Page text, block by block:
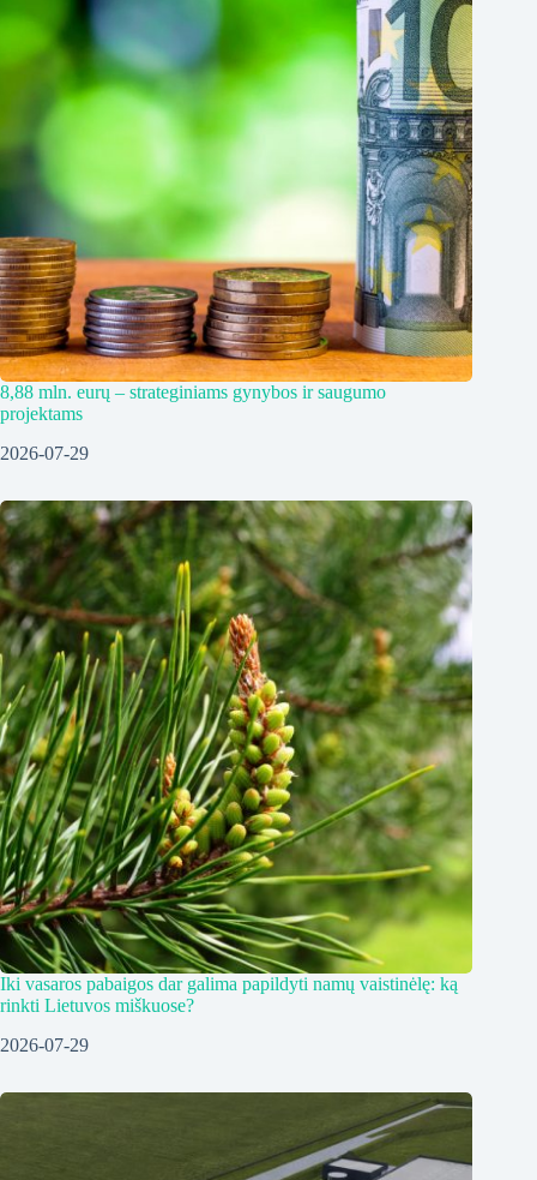
8,88 mln. eurų – strateginiams gynybos ir saugumo
projektams
2026-07-29
Iki vasaros pabaigos dar galima papildyti namų vaistinėlę: ką
rinkti Lietuvos miškuose?
2026-07-29